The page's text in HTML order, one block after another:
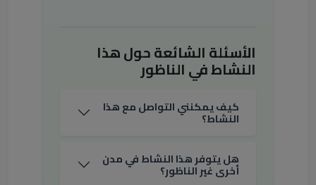
الأسئلة الشائعة حول هذا
النشاط في الناظور
كيف يمكنني التواصل مع هذا
النشاط؟
هل يتوفر هذا النشاط في مدن
أخرى غير الناظور؟